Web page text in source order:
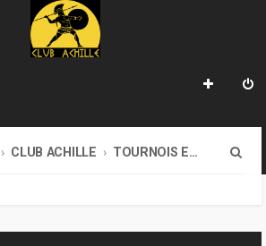
CLUB ACHILLE TOURNOIS ET EVENEMENTS
h